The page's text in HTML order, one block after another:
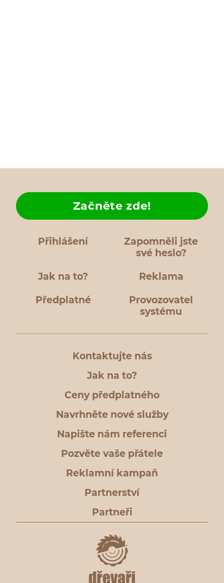
Přihlášení
Zapomněli jste
své heslo?
Jak na to?
Začněte zde!
Reklama
Předplatné
Provozovatel
systému
Kontaktujte nás
Jak na to?
Ceny předplatného
Navrhněte nové služby
Napište nám referenci
Pozvěte vaše přátele
Reklamní kampaň
Partnerství
Partneři